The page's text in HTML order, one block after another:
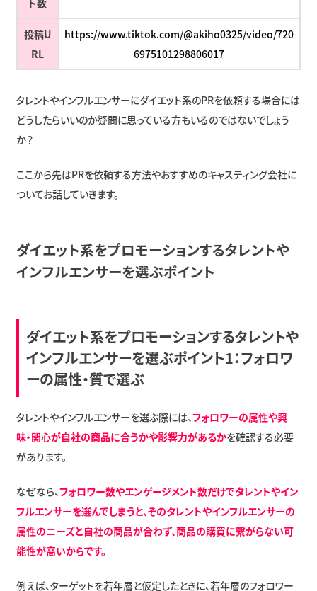
ト数
投稿U
RL
https://www.tiktok.com/@akiho0325/video/720
6975101298806017
タレントやインフルエンサーにダイエット系のPRを依頼する場合には
どうしたらいいのか疑問に思っている方もいるのではないでしょう
か？
ここから先はPRを依頼する方法やおすすめのキャスティング会社に
ついてお話していきます。
ダイエット系をプロモーションするタレントや
インフルエンサーを選ぶポイント
ダイエット系をプロモーションするタレントや
インフルエンサーを選ぶポイント1：フォロワ
ーの属性・質で選ぶ
タレントやインフルエンサーを選ぶ際には、フォロワーの属性や興
味・関心が自社の商品に合うかや影響力があるかを確認する必要
があります。
なぜなら、フォロワー数やエンゲージメント数だけでタレントやイン
フルエンサーを選んでしまうと、そのタレントやインフルエンサーの
属性のニーズと自社の商品が合わず、商品の購買に繋がらない可
能性が高いからです。
例えば、ターゲットを若年層と仮定したときに、若年層のフォロワー